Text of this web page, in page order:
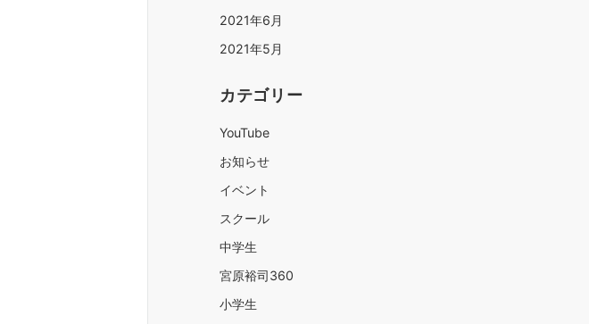
2021年6月
2021年5月
カテゴリー
YouTube
お知らせ
イベント
スクール
中学生
宮原裕司360
小学生